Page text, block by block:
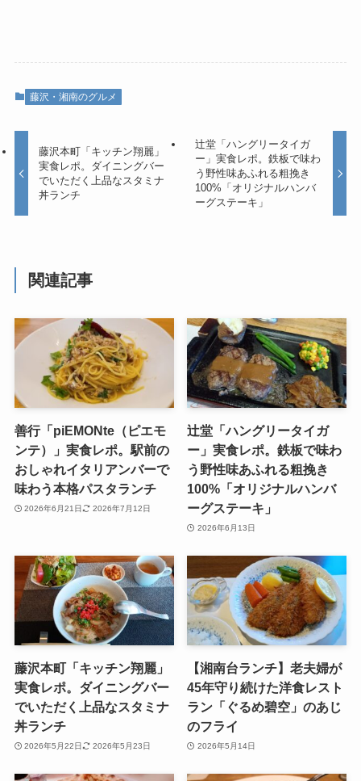
藤沢・湘南のグルメ
藤沢本町「キッチン翔麗」
実食レポ。ダイニングバー
でいただく上品なスタミナ
丼ランチ
辻堂「ハングリータイガ
ー」実食レポ。鉄板で味わ
う野性味あふれる粗挽き
100%「オリジナルハンバ
ーグステーキ」
関連記事
善行「piEMONte（ピエモ
ンテ）」実食レポ。駅前の
おしゃれイタリアンバーで
味わう本格パスタランチ
2026年6月21日 2026年7月12日
辻堂「ハングリータイガ
ー」実食レポ。鉄板で味わ
う野性味あふれる粗挽き
100%「オリジナルハンバ
ーグステーキ」
2026年6月13日
藤沢本町「キッチン翔麗」
実食レポ。ダイニングバー
でいただく上品なスタミナ
丼ランチ
2026年5月22日 2026年5月23日
【湘南台ランチ】老夫婦が
45年守り続けた洋食レスト
ラン「ぐるめ碧空」のあじ
のフライ
2026年5月14日